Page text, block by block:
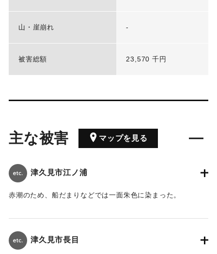
山・崖崩れ -
被害総額 23,570 千円
主な被害 マップを見る
津久見市江ノ浦
赤潮のため、船だまりなどでは一面朱色に染まった。
｜固有コード:01009002
津久見市長目